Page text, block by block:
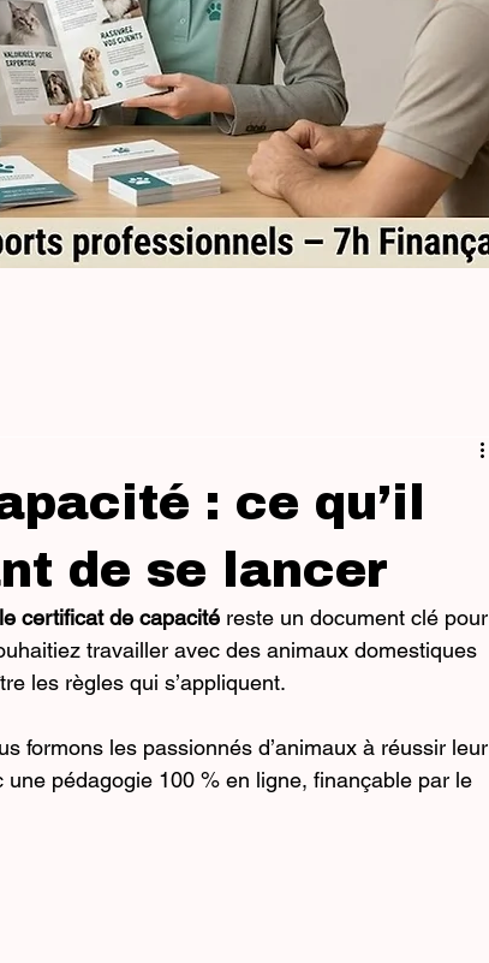
: ce qu’il
de se lancer
le certificat de capacité reste un document clé pour
travailler avec des animaux domestiques
les règles qui s’appliquent.
formons les passionnés d’animaux à réussir leur
pédagogie 100 % en ligne, finançable par le